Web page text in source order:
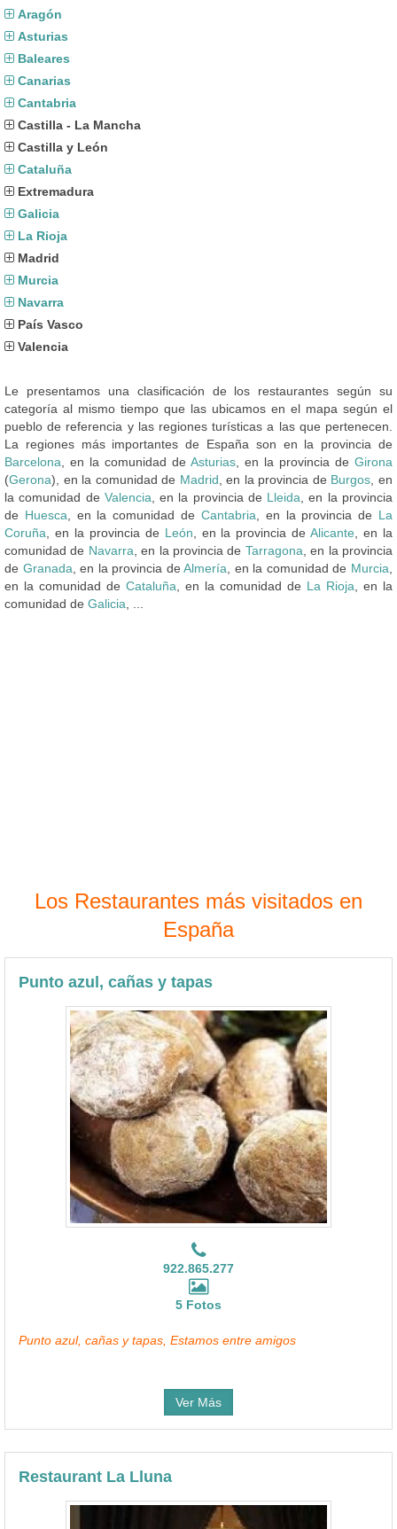
Aragón
Asturias
Baleares
Canarias
Cantabria
Castilla - La Mancha
Castilla y León
Cataluña
Extremadura
Galicia
La Rioja
Madrid
Murcia
Navarra
País Vasco
Valencia
Le presentamos una clasificación de los restaurantes según su
categoría al mismo tiempo que las ubicamos en el mapa según el
pueblo de referencia y las regiones turísticas a las que pertenecen.
La regiones más importantes de España son en la provincia de
Barcelona , en la comunidad de Asturias , en la provincia de Girona
(Gerona), en la comunidad de Madrid , en la provincia de Burgos , en
la comunidad de Valencia , en la provincia de Lleida , en la provincia
de Huesca , en la comunidad de Cantabria , en la provincia de La
Coruña , en la provincia de León , en la provincia deAlicante , en la
comunidad de Navarra , en la provincia de Tarragona , en la provincia
de Granada , en la provincia deAlmería , en la comunidad de Murcia
en la comunidad de Cataluña , en la comunidad de La Rioja , en la
comunidad de Galicia
Los Restaurantes más visitados en
España
Punto azul, cañas y tapas
922.865.277
5 Fotos
Punto azul, cañas y tapas, Estamos entre amigos
Ver Más
Restaurant La Lluna